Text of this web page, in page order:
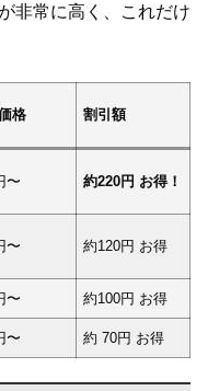
非常に高く、これだけ
格 割引額
〜 約220円 お得！
〜 約120円 お得
〜 約100円 お得
〜 約 70円 お得